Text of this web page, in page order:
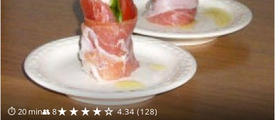
⏱ 20 min👥 8★★★★☆ 4.34 (128)